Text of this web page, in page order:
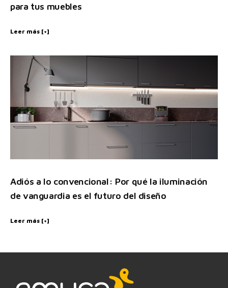
para tus muebles
Leer más [+]
Adiós a lo convencional: Por qué la iluminación
de vanguardia es el futuro del diseño
Leer más [+]